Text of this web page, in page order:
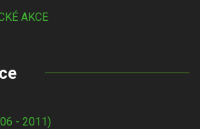
AKCE
- 2011)